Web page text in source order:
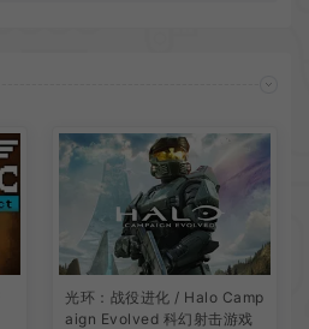
光环：战役进化 / Halo Camp
aign Evolved 科幻射击游戏